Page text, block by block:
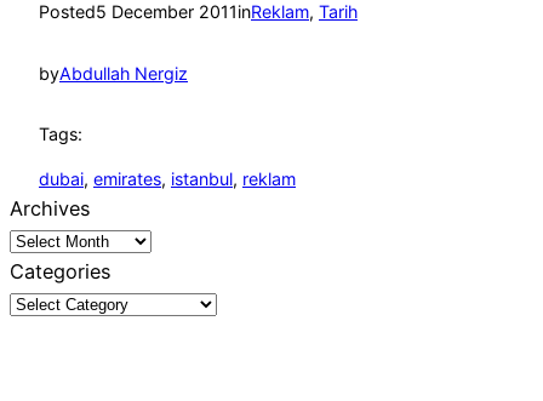
Posted5 December 2011inReklam, Tarih
byAbdullah Nergiz
Tags:
dubai, emirates, istanbul, reklam
Archives
Categories